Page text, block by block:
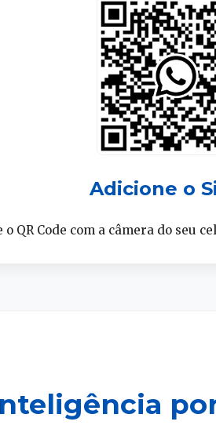
Adicione o
o QR Code com a câmera do seu